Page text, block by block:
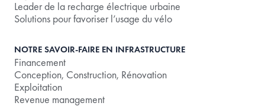
Leader de la recharge électrique urbaine
Solutions pour favoriser l’usage du vélo
NOTRE SAVOIR-FAIRE EN INFRASTRUCTURE
Financement
Conception, Construction, Rénovation
Exploitation
Revenue management